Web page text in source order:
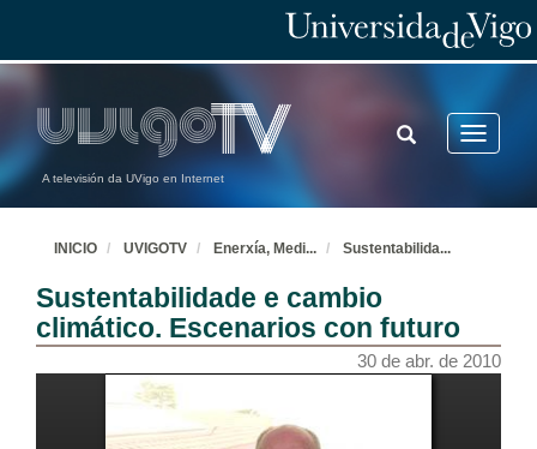
A televisión da UVigo en Internet
Toggle
TOGGLE
SEARCH
INICIO UVIGOTV Enerxía, Medi... Sustentabilida...
Sustentabilidade e cambio
climático. Escenarios con futuro
30 de abr. de 2010